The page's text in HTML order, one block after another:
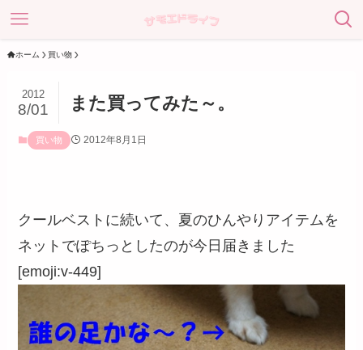
ホーム 買い物
また買ってみた～。
2012
8/01
買い物 2012年8月1日
クールベストに続いて、夏のひんやりアイテムを
ネットでぽちっとしたのが今日届きました
[emoji:v-449]